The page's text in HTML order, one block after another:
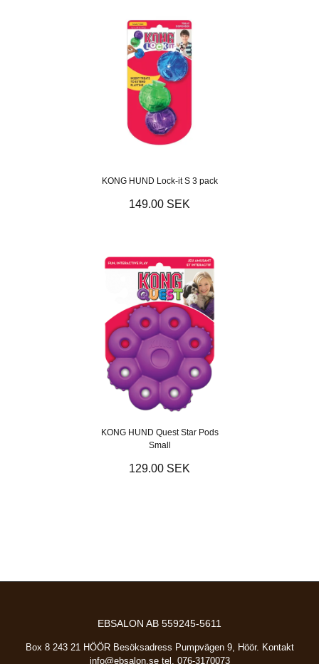
KONG HUND Lock-it S 3 pack
149.00 SEK
KONG HUND Quest Star Pods
Small
129.00 SEK
EBSALON AB 559245-5611
Box 8 243 21 HÖÖR Besöksadress Pumpvägen 9, Höör. Kontakt
info@ebsalon.setel. 076-3170073